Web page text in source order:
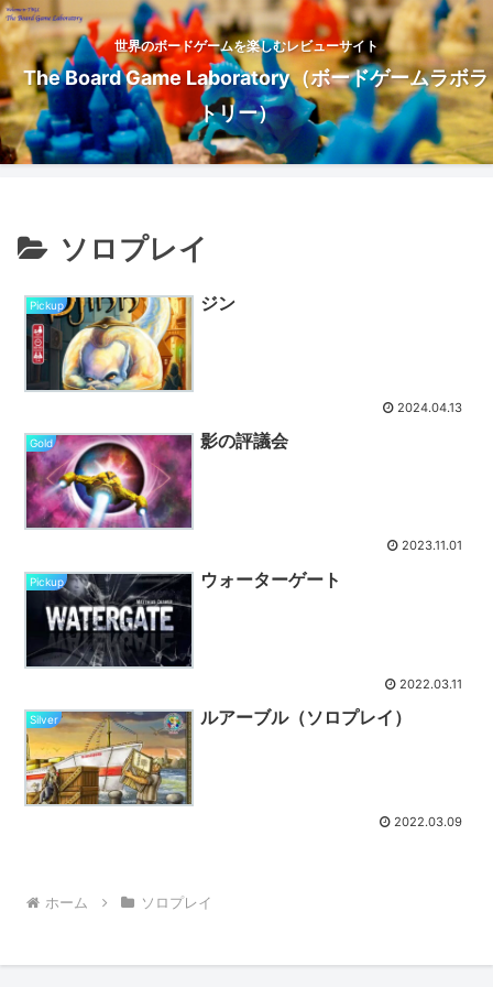
世界のボードゲームを楽しむレビューサイト
The Board Game Laboratory（ボードゲームラボラ
トリー）
ソロプレイ
Pickup ジン
2024.04.13
Gold 影の評議会
2023.11.01
Pickup ウォーターゲート
2022.03.11
Silver ルアーブル（ソロプレイ）
2022.03.09
ホーム ソロプレイ